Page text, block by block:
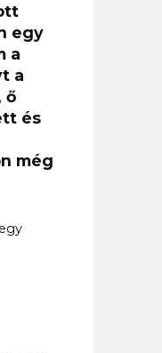
egy
a
a
ő
és
még